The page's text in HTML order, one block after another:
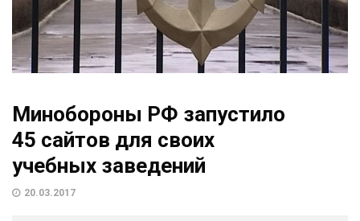
Минобороны РФ запустило
45 сайтов для своих
учебных заведений
20.03.2017